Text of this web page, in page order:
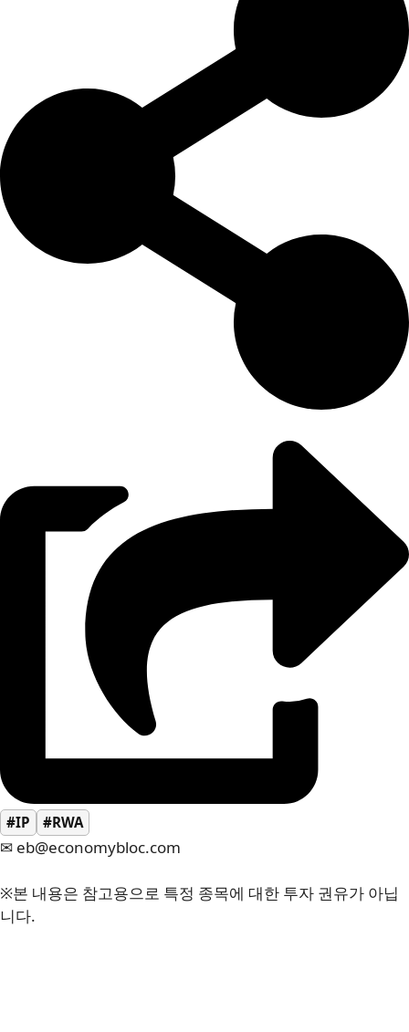
#IP #RWA
✉ eb@economybloc.com
※본 내용은 참고용으로 특정 종목에 대한 투자 권유가 아닙
니다.